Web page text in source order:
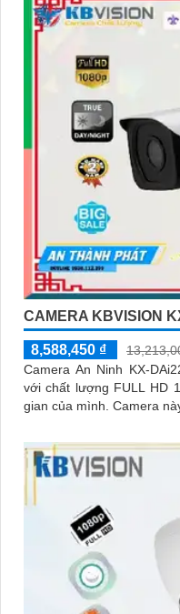
CAMERA KBVISION
8,588,450 ₫
Camera An Ninh KX-
với chất lượng FULL HD
gian của mình.